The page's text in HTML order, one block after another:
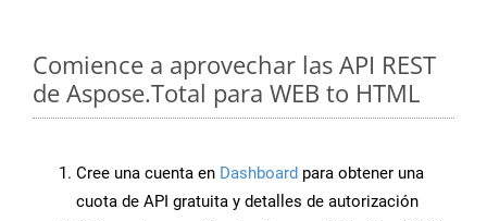
Comience a aprovechar las API REST
de Aspose.Total para WEB to HTML
Cree una cuenta en Dashboard para obtener una
cuota de API gratuita y detalles de autorización